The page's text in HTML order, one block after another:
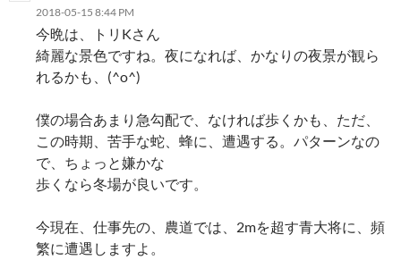
2018-05-15 8:44 PM
今晩は、トリKさん
綺麗な景色ですね。夜になれば、かなりの夜景が観ら
れるかも、(^o^)
僕の場合あまり急勾配で、なければ歩くかも、ただ、
この時期、苦手な蛇、蜂に、遭遇する。パターンなの
で、ちょっと嫌かな
歩くなら冬場が良いです。
今現在、仕事先の、農道では、2mを超す青大将に、頻
繁に遭遇しますよ。